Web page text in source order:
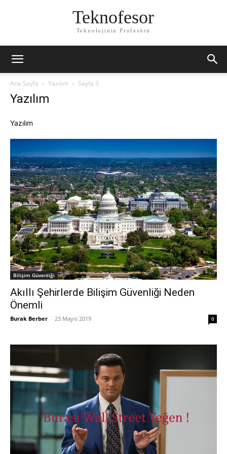
Teknofesor
Teknolojinin Profesörü
Ana Sayfa Yazılım Sayfa 3
Yazılım
Yazılım
Bilişim Güvenliği
Akıllı Şehirlerde Bilişim Güvenliği Neden
Önemli
Burak Berber - 23 Mayıs 2019 0